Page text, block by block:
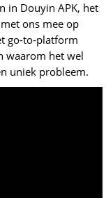
in Douyin APK, het
ons mee op
go-to-platform
waarom het wel
uniek probleem.